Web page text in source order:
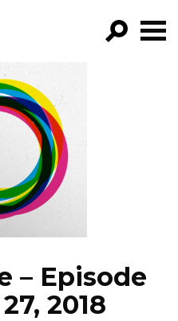
BY:
– Episode
2018